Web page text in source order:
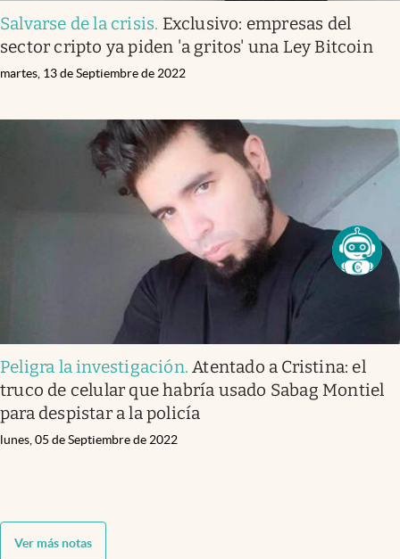
Salvarse de la crisis. Exclusivo: empresas del
sector cripto ya piden 'a gritos' una Ley Bitcoin
martes, 13 de Septiembre de 2022
Peligra la investigación.Atentado a Cristina: el
truco de celular que habría usado Sabag Montiel
para despistar a la policía
lunes, 05 de Septiembre de 2022
Ver más notas